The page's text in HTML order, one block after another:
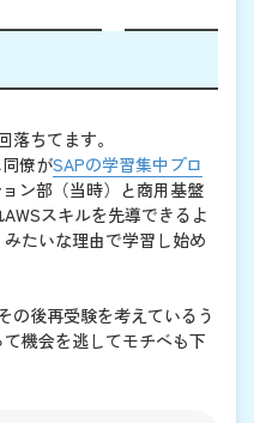
ちてます。
僚がSAPの学習集中プロ
ン部（当時）と商用基盤
スキルを先導できるよ
たいな理由で学習し始め
の後再受験を考えているう
機会を逃してモチベも下